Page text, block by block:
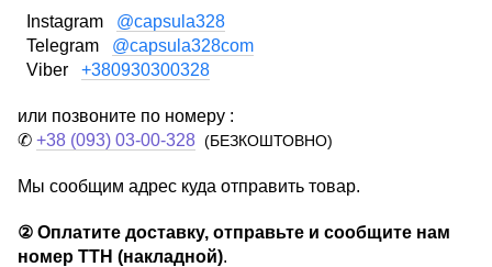
Instagram @capsula328
Telegram @capsula328com
Viber +380930300328
или позвоните по номеру :
✆ +38 (093) 03-00-328 (БЕЗКОШТОВНО)
Мы сообщим адрес куда отправить товар.
② Оплатите доставку, отправьте и сообщите нам
номер ТТН (накладной).